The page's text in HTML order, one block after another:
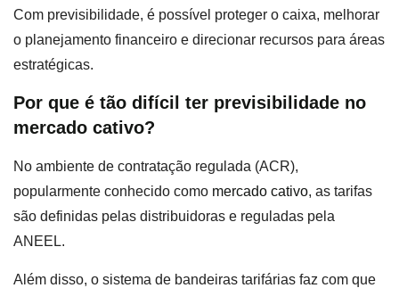
Com previsibilidade, é possível proteger o caixa, melhorar
o planejamento financeiro e direcionar recursos para áreas
estratégicas.
Por que é tão difícil ter previsibilidade no
mercado cativo?
No ambiente de contratação regulada (ACR),
popularmente conhecido como mercado cativo, as tarifas
são definidas pelas distribuidoras e reguladas pela
ANEEL.
Além disso, o sistema de bandeiras tarifárias faz com que